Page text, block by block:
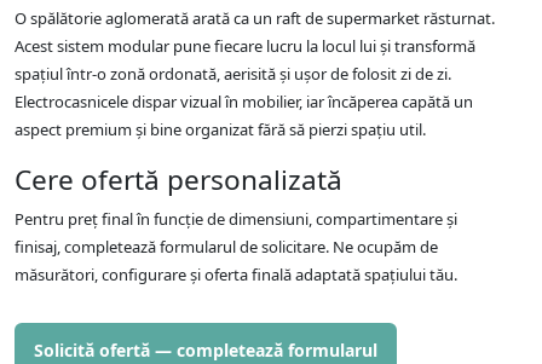
O spălătorie aglomerată arată ca un raft de supermarket răsturnat.
Acest sistem modular pune fiecare lucru la locul lui și transformă
spațiul într-o zonă ordonată, aerisită și ușor de folosit zi de zi.
Electrocasnicele dispar vizual în mobilier, iar încăperea capătă un
aspect premium și bine organizat fără să pierzi spațiu util.
Cere ofertă personalizată
Pentru preț final în funcție de dimensiuni, compartimentare și
finisaj, completează formularul de solicitare. Ne ocupăm de
măsurători, configurare și oferta finală adaptată spațiului tău.
Solicită ofertă — completează formularul